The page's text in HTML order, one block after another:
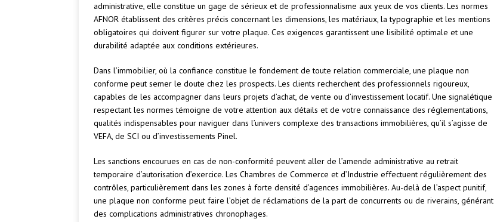
administrative, elle constitue un gage de sérieux et de professionnalisme aux yeux de vos clients. Les normes
AFNOR établissent des critères précis concernant les dimensions, les matériaux, la typographie et les mentions
obligatoires qui doivent figurer sur votre plaque. Ces exigences garantissent une lisibilité optimale et une
durabilité adaptée aux conditions extérieures.
Dans l’immobilier, où la confiance constitue le fondement de toute relation commerciale, une plaque non
conforme peut semer le doute chez les prospects. Les clients recherchent des professionnels rigoureux,
capables de les accompagner dans leurs projets d’achat, de vente ou d’investissement locatif. Une signalétique
respectant les normes témoigne de votre attention aux détails et de votre connaissance des réglementations,
qualités indispensables pour naviguer dans l’univers complexe des transactions immobilières, qu’il s’agisse de
VEFA, de SCI ou d’investissements Pinel.
Les sanctions encourues en cas de non-conformité peuvent aller de l’amende administrative au retrait
temporaire d’autorisation d’exercice. Les Chambres de Commerce et d’Industrie effectuent régulièrement des
contrôles, particulièrement dans les zones à forte densité d’agences immobilières. Au-delà de l’aspect punitif,
une plaque non conforme peut faire l’objet de réclamations de la part de concurrents ou de riverains, générant
des complications administratives chronophages.